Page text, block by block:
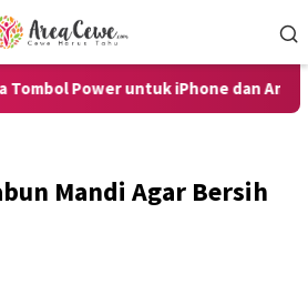
untuk iPhone dan Android dengan
Mandi Agar Bersih